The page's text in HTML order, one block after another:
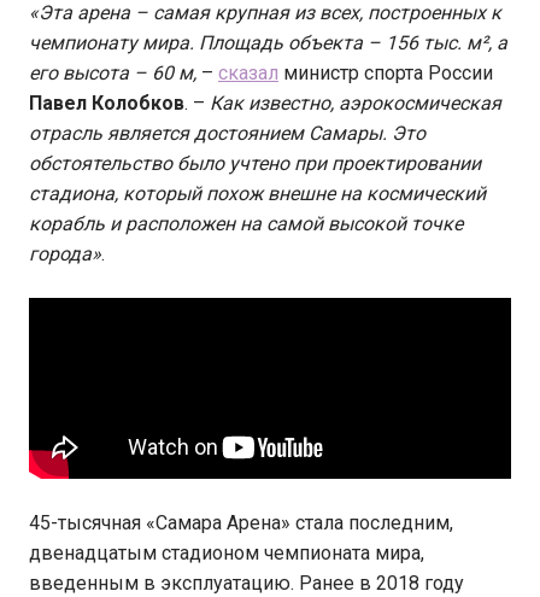
«Эта арена – самая крупная из всех, построенных к
чемпионату мира. Площадь объекта – 156 тыс. м², а
его высота – 60 м, – сказал министр спорта России
Павел Колобков. – Как известно, аэрокосмическая
отрасль является достоянием Самары. Это
обстоятельство было учтено при проектировании
стадиона, который похож внешне на космический
корабль и расположен на самой высокой точке
города».
45-тысячная «Самара Арена» стала последним,
двенадцатым стадионом чемпионата мира,
введенным в эксплуатацию. Ранее в 2018 году